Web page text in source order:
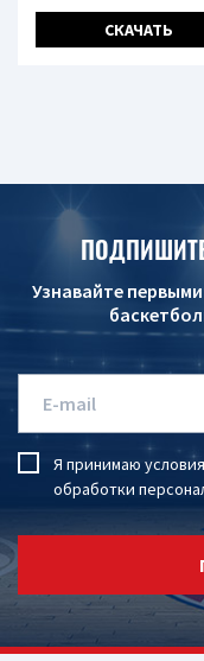
СКАЧАТЬ
Узнавайте
Я принимаю условия
обработки